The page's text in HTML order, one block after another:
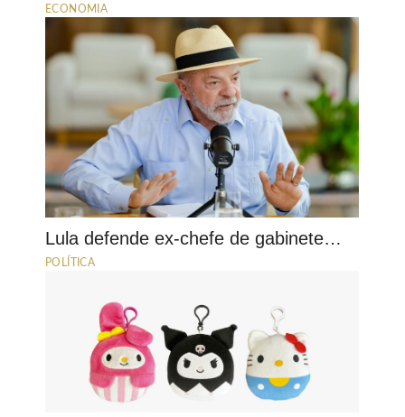
ECONOMIA
Lula defende ex-chefe de gabinete…
POLÍTICA